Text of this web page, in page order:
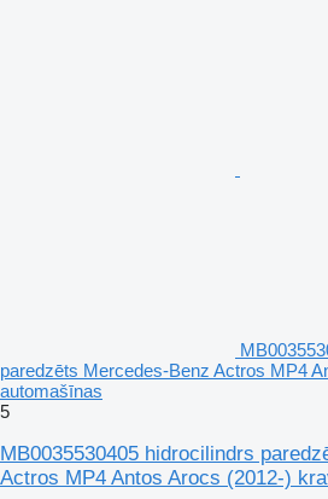
paredzēts Mercedes-Benz Actros MP4
automašīnas
5
MB0035530405 hidrocilindrs
Actros MP4 Antos Arocs (2012-)